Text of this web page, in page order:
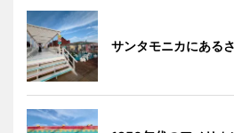
サンタモニカにある